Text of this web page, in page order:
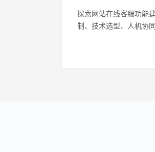
探索网站在线客服功能
制、技术选型、人机协